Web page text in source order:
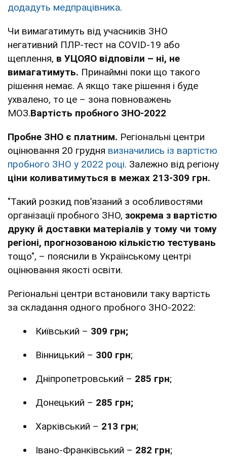
додадуть медпрацівника.
Чи вимагатимуть від учасників ЗНО
негативний ПЛР-тест на COVID-19 або
щеплення, в УЦОЯО відповіли – ні, не
вимагатимуть. Принаймні поки що такого
рішення немає. А якщо таке рішення і буде
ухвалено, то це – зона повноважень
МОЗ.Вартість пробного ЗНО-2022
Пробне ЗНО є платним. Регіональні центри
оцінювання 20 грудня визначились із вартістю
пробного ЗНО у 2022 році. Залежно від регіону
ціни коливатимуться в межах 213-309 грн.
"Такий розкид пов’язаний з особливостями
організації пробного ЗНО, зокрема з вартістю
друку й доставки матеріалів у тому чи тому
регіоні, прогнозованою кількістю тестувань
тощо", – пояснили в Українському центрі
оцінювання якості освіти.
Регіональні центри встановили таку вартість
за складання одного пробного ЗНО-2022:
Київський – 309 грн;
Вінницький – 300 грн;
Дніпропетровський – 285 грн;
Донецький – 285 грн;
Харківський – 213 грн;
Івано-Франківський – 282 грн;